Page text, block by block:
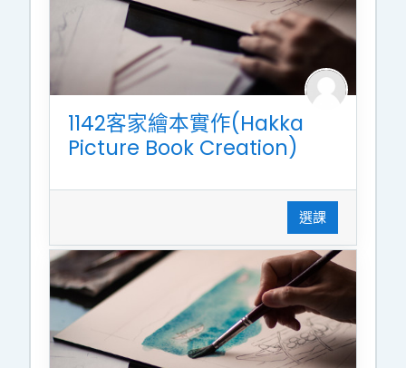
1142客家繪本實作(Hakka
Picture Book Creation)
選課